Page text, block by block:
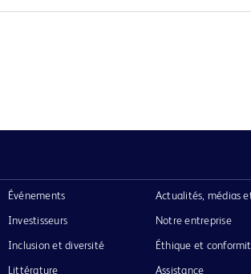
Événements
Investisseurs
Inclusion et diversité
Littérature
Actualités, médias
Notre entreprise
Éthique et
Assistance